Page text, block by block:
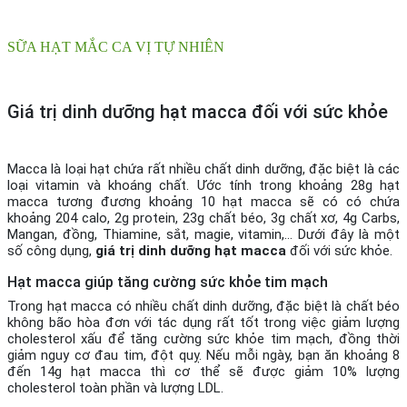
SỮA HẠT MẮC CA VỊ TỰ NHIÊN
Giá trị dinh dưỡng hạt macca đối với sức khỏe
Macca là loại hạt chứa rất nhiều chất dinh dưỡng, đặc biệt là các
loại vitamin và khoáng chất. Ước tính trong khoảng 28g hạt
macca tương đương khoảng 10 hạt macca sẽ có có chứa
khoảng 204 calo, 2g protein, 23g chất béo, 3g chất xơ, 4g Carbs,
Mangan, đồng, Thiamine, sắt, magie, vitamin,… Dưới đây là một
số công dụng, giá trị dinh dưỡng hạt macca đối với sức khỏe.
Hạt macca giúp tăng cường sức khỏe tim mạch
Trong hạt macca có nhiều chất dinh dưỡng, đặc biệt là chất béo
không bão hòa đơn với tác dụng rất tốt trong việc giảm lượng
cholesterol xấu để tăng cường sức khỏe tim mạch, đồng thời
giảm nguy cơ đau tim, đột quỵ. Nếu mỗi ngày, bạn ăn khoảng 8
đến 14g hạt macca thì cơ thể sẽ được giảm 10% lượng
cholesterol toàn phần và lượng LDL.